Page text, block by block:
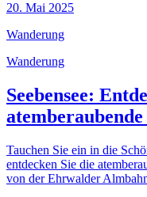
20. Mai 2025
Wanderung
Wanderung
Seebensee:
Tauchen Sie ein in die
entdecken Sie die
von der Ehrwalder